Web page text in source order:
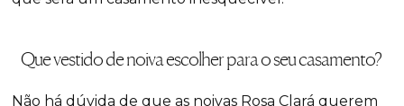
Que vestido de noiva escolher para o seu casamento?
Não há dúvida de que as noivas Rosa Clará querem